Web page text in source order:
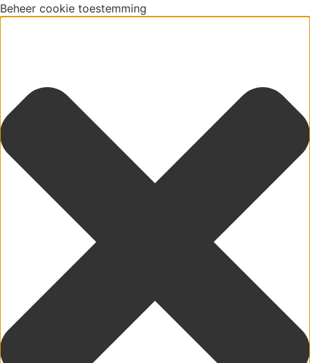
Beheer cookie toestemming